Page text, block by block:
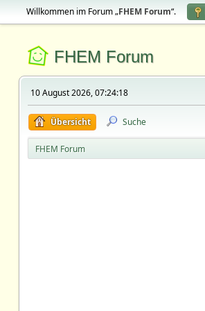
Willkommen im Forum „FHEM Forum“.
FHEM Forum
10 August 2026, 07:24:18
Übersicht Suche
FHEM Forum